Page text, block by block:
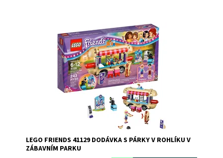
Stephaniina úžasná dodávka s párky v rohlíku má prostor
pro sezení na střeše s úžasným výhledem na zábavní
Dostupnost:
Skladem3
2458
LEGO
LEGO FRIENDS 41129 DODÁVKA S PÁRKY V ROHLÍKU V
ZÁBAVNÍM PARKU